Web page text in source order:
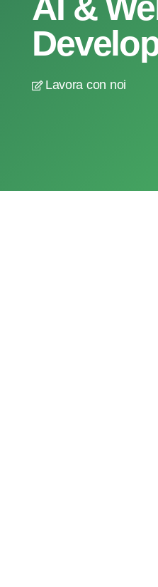
AI &
Lavora con noi